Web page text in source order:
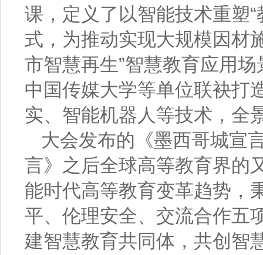
课，定义了以智能技术重塑
式，为推动实现大规模因材
市智慧再生”智慧教育应用
中国传媒大学等单位联袂打
实、智能机器人等技术，全
大会发布的《墨西哥城宣
言》之后全球高等教育界的
能时代高等教育变革趋势，
平、伦理安全、交流合作五
建智慧教育共同体，共创智